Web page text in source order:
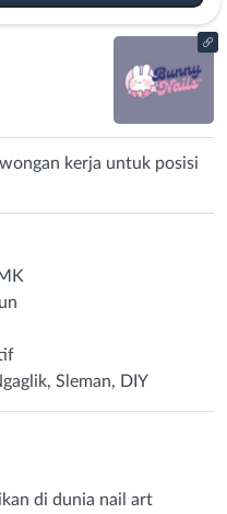
kerja untuk posisi
Sleman, DIY
di dunia nail art